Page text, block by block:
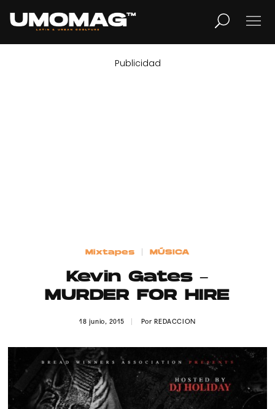
LIFESTYLE
© 2015-2022 UMOMAG. PROPIEDAD DE UMO agency. TODOS LOS
DERECHOS RESERVADOS.
Publicidad
Mixtapes MÚSICA
Kevin Gates –
MURDER FOR HIRE
18 junio, 2015 Por REDACCION